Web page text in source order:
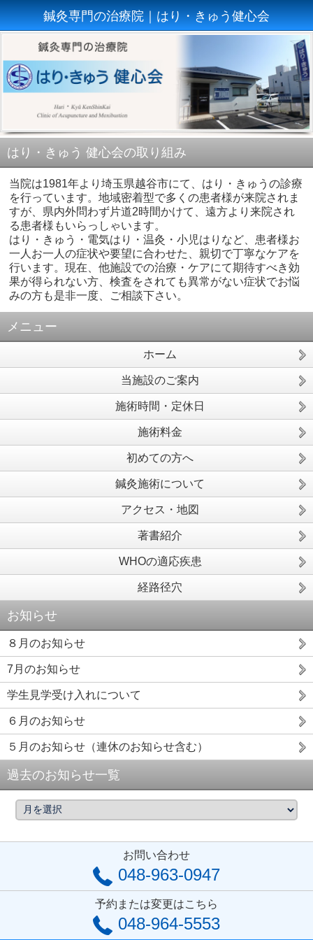
鍼灸専門の治療院｜はり・きゅう健心会
はり・きゅう 健心会の取り組み
当院は1981年より埼玉県越谷市にて、はり・きゅうの診療
を行っています。地域密着型で多くの患者様が来院されま
すが、県内外問わず片道2時間かけて、遠方より来院され
る患者様もいらっしゃいます。
はり・きゅう・電気はり・温灸・小児はりなど、患者様お
一人お一人の症状や要望に合わせた、親切で丁寧なケアを
行います。現在、他施設での治療・ケアにて期待すべき効
果が得られない方、検査をされても異常がない症状でお悩
みの方も是非一度、ご相談下さい。
メニュー
ホーム
当施設のご案内
施術時間・定休日
施術料金
初めての方へ
鍼灸施術について
アクセス・地図
著書紹介
WHOの適応疾患
経路径穴
お知らせ
８月のお知らせ
7月のお知らせ
学生見学受け入れについて
６月のお知らせ
５月のお知らせ（連休のお知らせ含む）
過去のお知らせ一覧
お問い合わせ
048-963-0947
予約または変更はこちら
048-964-5553